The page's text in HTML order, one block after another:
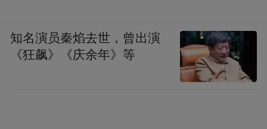
知名演员秦焰去世，曾出演
《狂飙》《庆余年》等